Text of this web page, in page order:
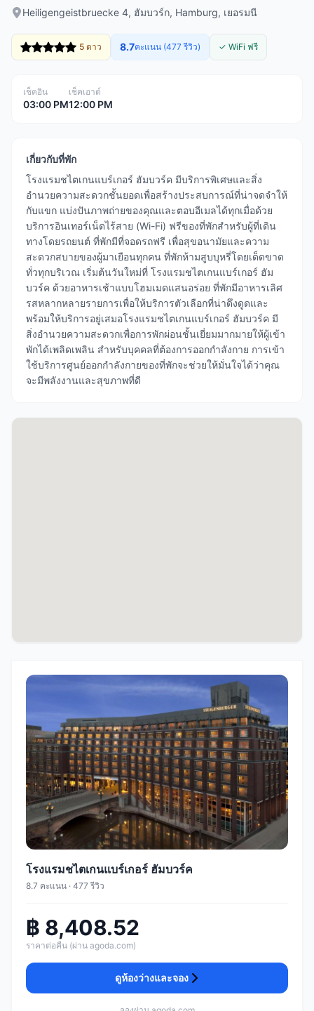
Heiligengeistbruecke 4, ฮัมบวร์ก, Hamburg, เยอรมนี
5 ดาว 8.7คะแนน (477 รีวิว) ✓ WiFi ฟรี
เช็คอิน
03:00 PM
เช็คเอาต์
12:00 PM
เกี่ยวกับที่พัก
โรงแรมชไตเกนแบร์เกอร์ ฮัมบวร์ค มีบริการพิเศษและสิ่ง
อำนวยความสะดวกชั้นยอดเพื่อสร้างประสบการณ์ที่น่าจดจำให้
กับแขก แบ่งปันภาพถ่ายของคุณและตอบอีเมลได้ทุกเมื่อด้วย
บริการอินเทอร์เน็ตไร้สาย (Wi-Fi) ฟรีของที่พักสำหรับผู้ที่เดิน
ทางโดยรถยนต์ ที่พักมีที่จอดรถฟรี เพื่อสุขอนามัยและความ
สะดวกสบายของผู้มาเยือนทุกคน ที่พักห้ามสูบบุหรี่โดยเด็ดขาด
ทั่วทุกบริเวณ เริ่มต้นวันใหม่ที่ โรงแรมชไตเกนแบร์เกอร์ ฮัม
บวร์ค ด้วยอาหารเช้าแบบโฮมเมดแสนอร่อย ที่พักมีอาหารเลิศ
รสหลากหลายรายการเพื่อให้บริการตัวเลือกที่น่าดึงดูดและ
พร้อมให้บริการอยู่เสมอโรงแรมชไตเกนแบร์เกอร์ ฮัมบวร์ค มี
สิ่งอำนวยความสะดวกเพื่อการพักผ่อนชั้นเยี่ยมมากมายให้ผู้เข้า
พักได้เพลิดเพลิน สำหรับบุคคลที่ต้องการออกกำลังกาย การเข้า
ใช้บริการศูนย์ออกกำลังกายของที่พักจะช่วยให้มั่นใจได้ว่าคุณ
จะมีพลังงานและสุขภาพที่ดี
โรงแรมชไตเกนแบร์เกอร์ ฮัมบวร์ค
8.7 คะแนน · 477 รีวิว
฿ 8,408.52
ราคาต่อคืน (ผ่าน agoda.com)
ดูห้องว่างและจอง